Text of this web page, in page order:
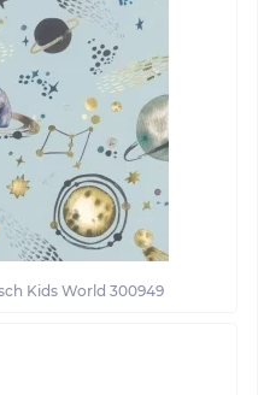
Kids World 300949